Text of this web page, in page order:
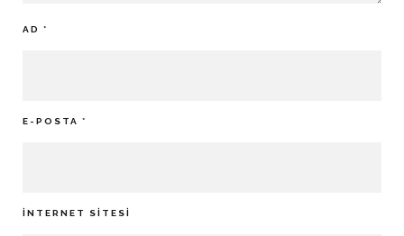
AD *
E-POSTA *
İNTERNET SITESI